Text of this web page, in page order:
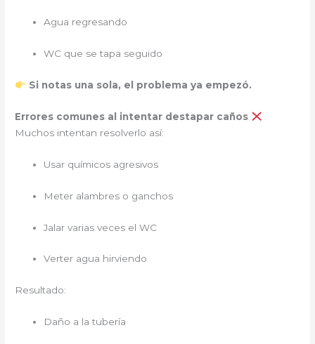
Agua regresando
WC que se tapa seguido
Si notas una sola, el problema ya empezó.
Errores comunes al intentar destapar caños
Muchos intentan resolverlo así:
Usar químicos agresivos
Meter alambres o ganchos
Jalar varias veces el WC
Verter agua hirviendo
Resultado:
Daño a la tubería